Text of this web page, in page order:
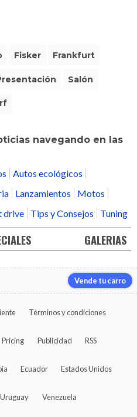
Fisker Frankfurt
Salón
navegando en las
Autos ecológicos
Lanzamientos
Motos
drive Tips y Consejos Tuning
GALERIAS
Vende tu carro
Términos y condiciones
Pricing Publicidad RSS
Ecuador Estados Unidos
Uruguay Venezuela